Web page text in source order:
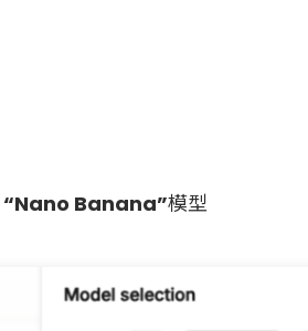
“Nano Banana”模型